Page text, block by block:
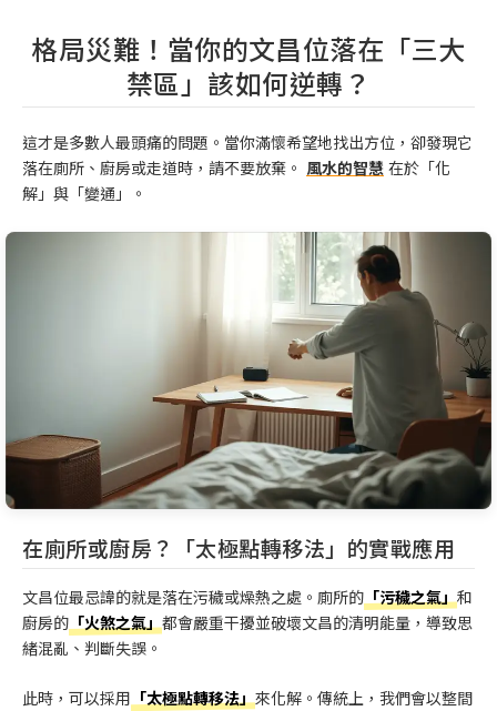
格局災難！當你的文昌位落在「三大
禁區」該如何逆轉？
這才是多數人最頭痛的問題。當你滿懷希望地找出方位，卻發現它
落在廁所、廚房或走道時，請不要放棄。 風水的智慧 在於「化
解」與「變通」。
在廁所或廚房？「太極點轉移法」的實戰應用
文昌位最忌諱的就是落在污穢或燥熱之處。廁所的 「污穢之氣」和
廚房的 「火煞之氣」都會嚴重干擾並破壞文昌的清明能量，導致思
緒混亂、判斷失誤。
此時，可以採用 「太極點轉移法」來化解。傳統上，我們會以整間